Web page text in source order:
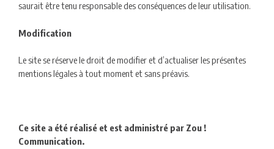
saurait être tenu responsable des conséquences de leur utilisation.
Modification
Le site se réserve le droit de modifier et d’actualiser les présentes
mentions légales à tout moment et sans préavis.
Ce site a été réalisé et est administré par Zou !
Communication.